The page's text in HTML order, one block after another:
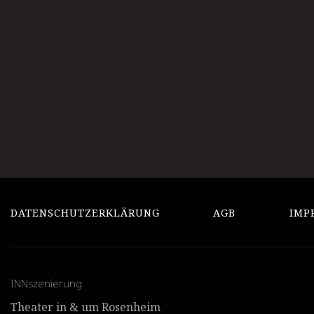
DATENSCHUTZERKLÄRUNG AGB
INNszenierung
Theater in & um Rosenheim